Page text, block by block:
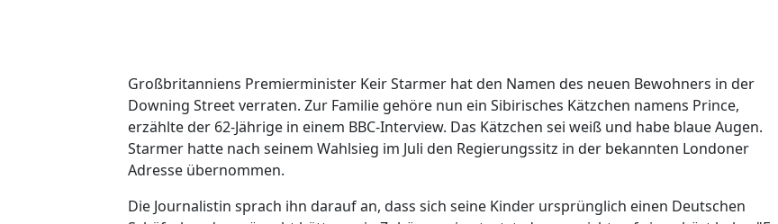
Großbritanniens Premierminister Keir Starmer hat den Namen des neuen Bewohners in der
Downing Street verraten. Zur Familie gehöre nun ein Sibirisches Kätzchen namens Prince,
erzählte der 62-Jährige in einem BBC-Interview. Das Kätzchen sei weiß und habe blaue Augen.
Starmer hatte nach seinem Wahlsieg im Juli den Regierungssitz in der bekannten Londoner
Adresse übernommen.
Die Journalistin sprach ihn darauf an, dass sich seine Kinder ursprünglich einen Deutschen